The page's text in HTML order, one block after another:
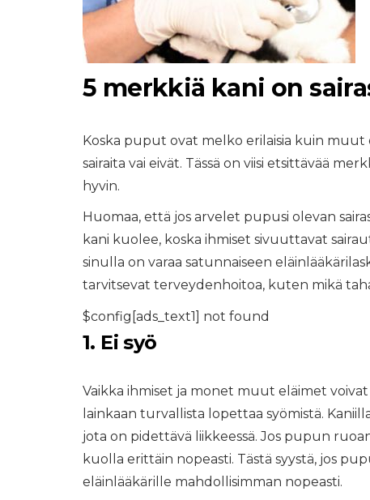
5 merkkiä kani on
Koska puput ovat melko erilaisia ​​kuin muut
sairaita vai eivät. Tässä on viisi etsittävää
hyvin.
Huomaa, että jos arvelet pupusi olevan
kani kuolee, koska ihmiset sivuuttavat
sinulla on varaa satunnaiseen
tarvitsevat terveydenhoitoa, kuten mikä
$config[ads_text1] not found
1. Ei syö
Vaikka ihmiset ja monet muut eläimet
lainkaan turvallista lopettaa syömistä.
jota on pidettävä liikkeessä. Jos pupun
kuolla erittäin nopeasti. Tästä syystä, jos
eläinlääkärille mahdollisimman nopeasti.